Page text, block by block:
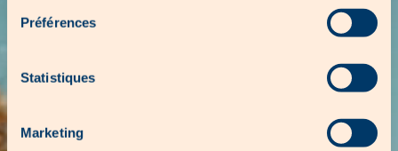
Préférences
Statistiques
Marketing